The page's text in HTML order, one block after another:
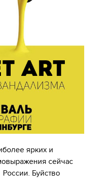
ярких и
сейчас
Буйство